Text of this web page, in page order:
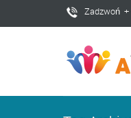
Zadzwoń +